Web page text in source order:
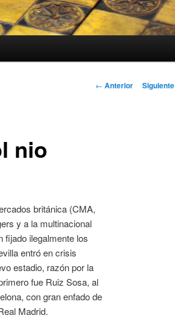
Navegación
← Anterior Siguiente
nio
británica (CMA,
y a la multinacional
fijado ilegalmente los
entró en crisis
estadio, razón por la
fue Ruiz Sosa, al
con gran enfado de
Madrid.